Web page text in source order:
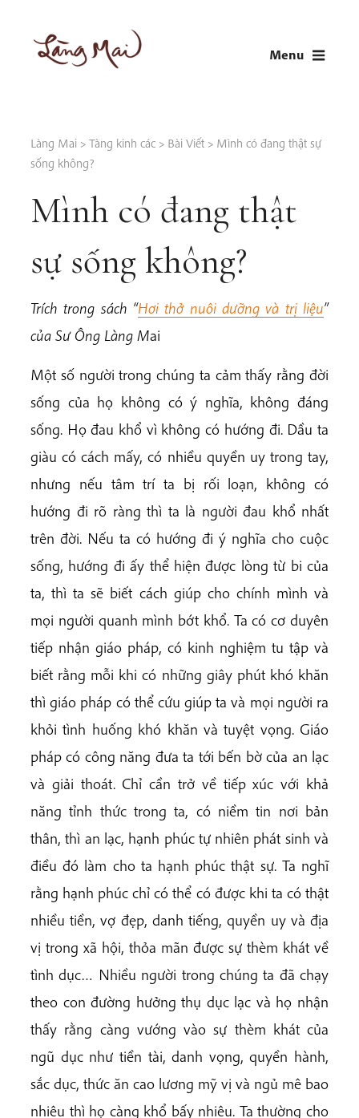
content
Menu
Làng Mai > Tàng kinh các > Bài Viết > Mình có đang thật sự
sống không?
Mình có đang thật
sự sống không?
Trích trong sách “Hơi thở nuôi dưỡng và trị liệu”
của Sư Ông Làng Mai
Một số người trong chúng ta cảm thấy rằng đời
sống của họ không có ý nghĩa, không đáng
sống. Họ đau khổ vì không có hướng đi. Dầu ta
giàu có cách mấy, có nhiều quyền uy trong tay,
nhưng nếu tâm trí ta bị rối loạn, không có
hướng đi rõ ràng thì ta là người đau khổ nhất
trên đời. Nếu ta có hướng đi ý nghĩa cho cuộc
sống, hướng đi ấy thể hiện được lòng từ bi của
ta, thì ta sẽ biết cách giúp cho chính mình và
mọi người quanh mình bớt khổ. Ta có cơ duyên
tiếp nhận giáo pháp, có kinh nghiệm tu tập và
biết rằng mỗi khi có những giây phút khó khăn
thì giáo pháp có thể cứu giúp ta và mọi người ra
khỏi tình huống khó khăn và tuyệt vọng. Giáo
pháp có công năng đưa ta tới bến bờ của an lạc
và giải thoát. Chỉ cần trở về tiếp xúc với khả
năng tỉnh thức trong ta, có niềm tin nơi bản
thân, thì an lạc, hạnh phúc tự nhiên phát sinh và
điều đó làm cho ta hạnh phúc thật sự. Ta nghĩ
rằng hạnh phúc chỉ có thể có được khi ta có thật
nhiều tiền, vợ đẹp, danh tiếng, quyền uy và địa
vị trong xã hội, thỏa mãn được sự thèm khát về
tình dục… Nhiều người trong chúng ta đã chạy
theo con đường hưởng thụ dục lạc và họ nhận
thấy rằng càng vướng vào sự thèm khát của
ngũ dục như tiền tài, danh vọng, quyền hành,
sắc dục, thức ăn cao lương mỹ vị và ngủ mê bao
nhiêu thì họ càng khổ bấy nhiêu. Ta thường cho